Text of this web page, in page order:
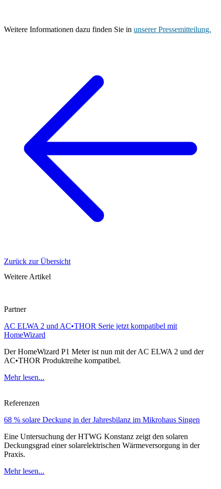
Weitere Informationen dazu finden Sie in unserer Pressemitteilung.
Zurück zur Übersicht
Weitere Artikel
Partner
AC ELWA 2 und AC•THOR Serie jetzt kompatibel mit
HomeWizard
Der HomeWizard P1 Meter ist nun mit der AC ELWA 2 und der
AC•THOR Produktreihe kompatibel.
Mehr lesen...
Referenzen
68 % solare Deckung in der Jahresbilanz im Mikrohaus Singen
Eine Untersuchung der HTWG Konstanz zeigt den solaren
Deckungsgrad einer solarelektrischen Wärmeversorgung in der
Praxis.
Mehr lesen...